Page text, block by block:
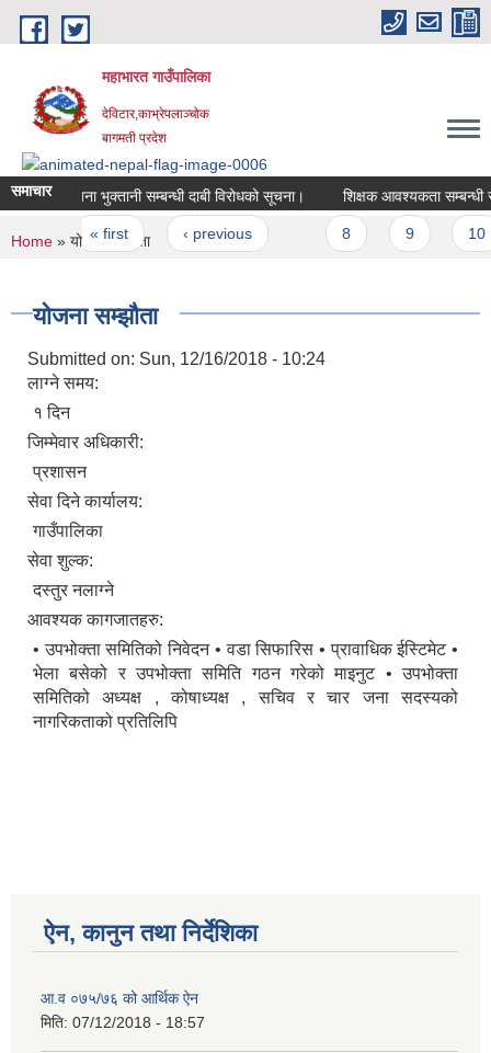
Skip to main content
महाभारत गाउँपालिका
देविटार,काभ्रेपलाञ्चोक
बागमती प्रदेश
समाचार योजना भुक्तानी सम्बन्धी दाबी विरोधको सूचना। शिक्षक आवश्यकता सम्बन्धी
Pages
« first ‹ previous 10
You are here
Home » योजना सम्झौता
योजना सम्झौता
Submitted on: Sun, 12/16/2018 - 10:24
लाग्ने समय:
१ दिन
जिम्मेवार अधिकारी:
प्रशासन
सेवा दिने कार्यालय:
गाउँपालिका
सेवा शुल्क:
दस्तुर नलाग्ने
आवश्यक कागजातहरु:
• उपभोक्ता समितिको निवेदन • वडा सिफारिस • प्रावाधिक ईस्टिमेट •
भेला बसेको र उपभोक्ता समिति गठन गरेको माइनुट • उपभोक्ता
समितिको अध्यक्ष , कोषाध्यक्ष , सचिव र चार जना सदस्यको
नागरिकताको प्रतिलिपि
ऐन, कानुन तथा निर्देशिका
आ.व ०७५/७६ को आर्थिक ऐन
मिति: 07/12/2018 - 18:57